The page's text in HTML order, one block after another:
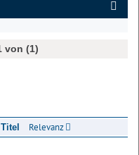
von (1)
Titel Relevanz